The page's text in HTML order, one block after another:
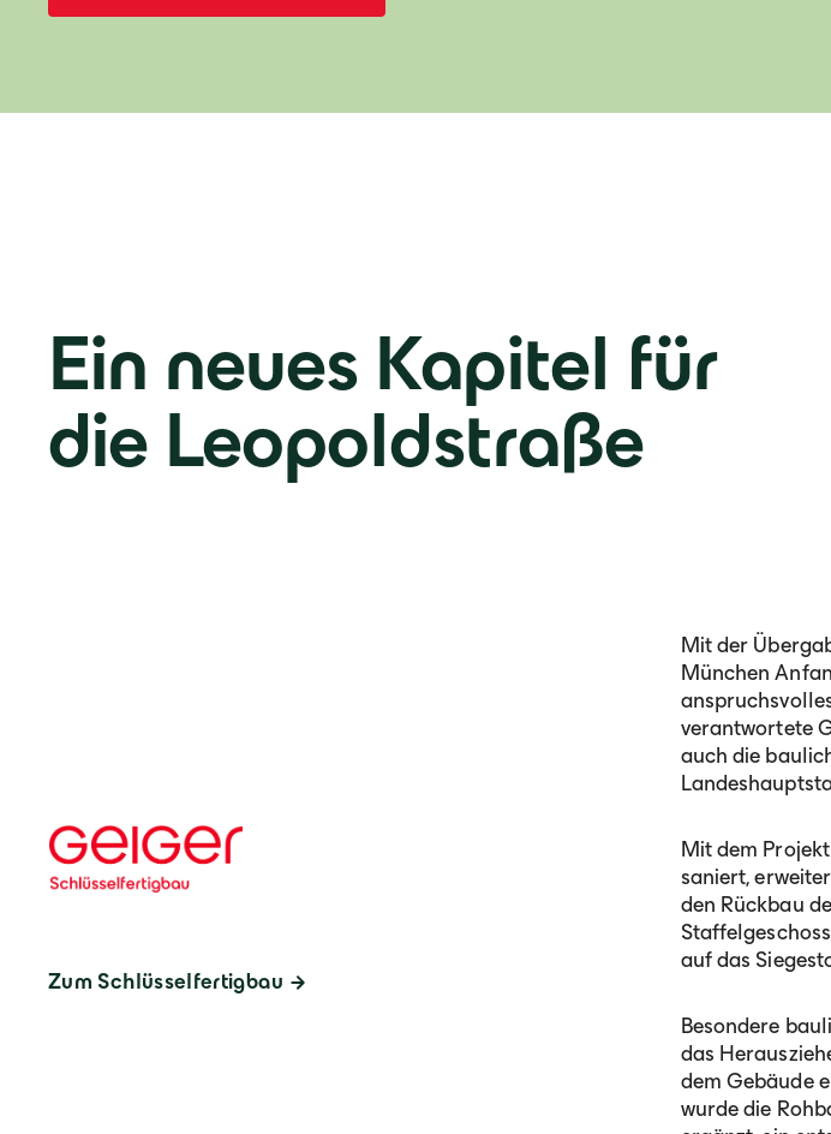
Ein neues Kapitel für
die Leopoldstraße
Zum Schlüsselfertigbau
Mit der
München
verantwortete
auch die
Mit dem
saniert,
den Rückbau
auf das
Besondere
das
dem Gebäude
wurde die